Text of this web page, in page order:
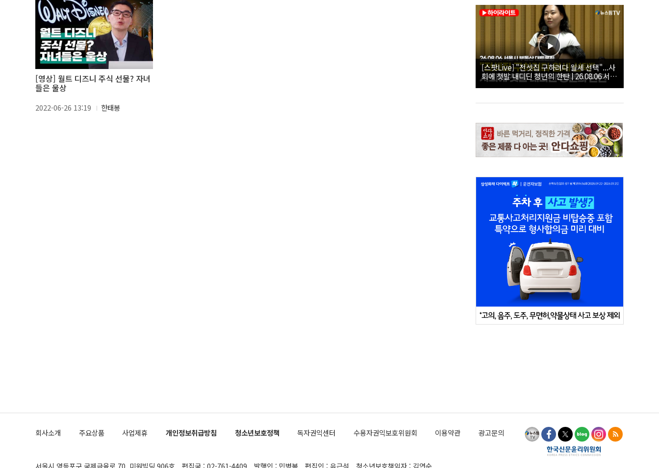
[영상] 월트 디즈니 주식 선물? 자녀
들은 울상
2022-06-26 13:19 한태봉
[스팟Live] "전셋집 구하려다 월세 선택"...사
회에 첫발 내디딘 청년의 한탄 | 26.08.06 서울
시 부동산 대토론회
회사소개 주요상품 사업제휴 개인정보취급방침 청소년보호정책 독자권익센터 수용자권익보호위원회 이용약관 광고문의
서울시 영등포구 국제금융로 70, 미원빌딩 906호 편집국 : 02-761-4409 발행인 : 민병복 편집인 : 유근석 청소년보호책임자 : 김연순